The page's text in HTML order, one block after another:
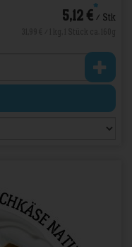
5,12 €*/ Stk